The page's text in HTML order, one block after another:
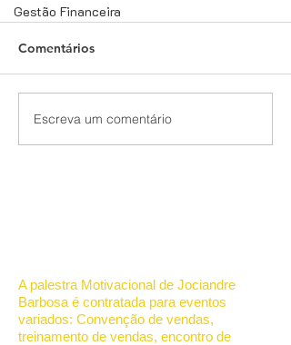
Gestão Financeira
PESQUISAS
REMUNERADAS - Uma
Comentários
Escreva um comentário
A palestra Motivacional de Jociandre
Barbosa é contratada para eventos
variados: Convenção de vendas,
treinamento de vendas, encontro de